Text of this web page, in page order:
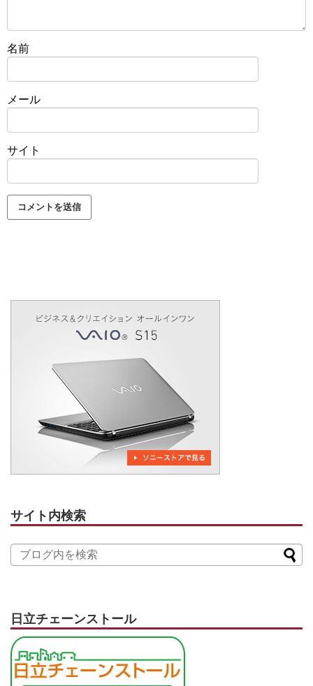
名前
メール
サイト
サイト内検索
日立チェーンストール